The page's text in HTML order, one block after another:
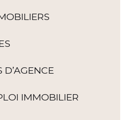
D’AGENCE
IMMOBILIER